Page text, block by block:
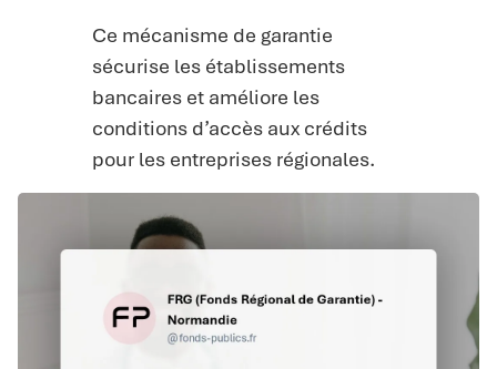
Ce mécanisme de garantie
sécurise les établissements
bancaires et améliore les
conditions d’accès aux crédits
pour les entreprises régionales.